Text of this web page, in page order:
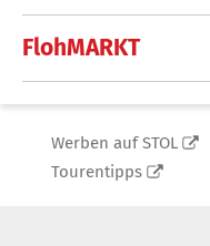
FlohMARKT
Werben auf STOL
Tourentipps